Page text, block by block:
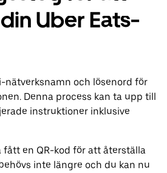
Uber Eats-
nätverksnamn och lösenord för
Denna process kan ta upp till
instruktioner inklusive
fått en QR-kod för att återställa
inte längre och du kan nu